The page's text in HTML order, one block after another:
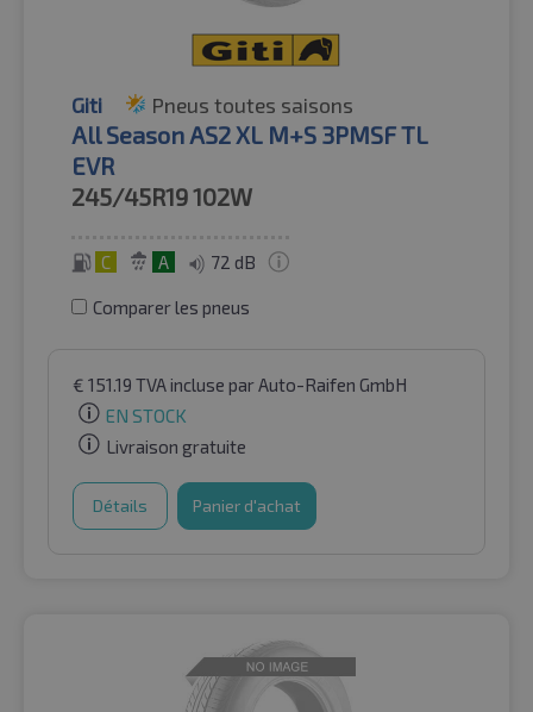
Giti Pneus toutes saisons
All Season AS2 XL M+S 3PMSF TL
EVR
245/45R19102W
C A 72 dB
Comparer les pneus
€ 151.19 TVA incluse par Auto-Raifen GmbH
EN STOCK
Livraison gratuite
Détails Panier d'achat